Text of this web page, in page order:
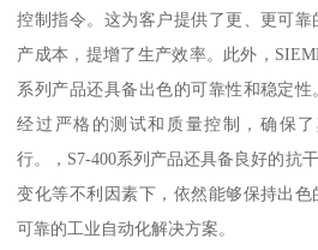
控制指令。这为客户提供了更、更可
产成本，提增了生产效率。此外，
系列产品还具备出色的可靠性和稳定性
经过严格的测试和质量控制，确保
行。，S7-400系列产品还具备良好的抗
变化等不利因素下，依然能够保持出色
可靠的工业自动化解决方案。